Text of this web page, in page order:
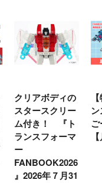
【特別編】トラ
ンスフォーマー
ごー！ごー！
【月イチ更新】
♡